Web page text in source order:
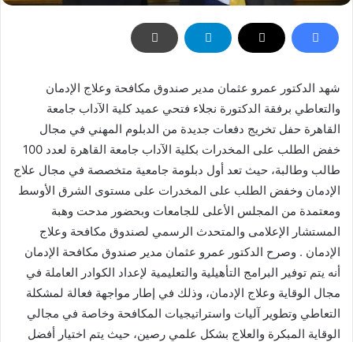
شهد الدكتور عمرو عثمان مدير صندوق مكافحة وعلاج الإدمان
والتعاطي برفقة الدكتورة نجلاء فتحي عميد كلية الآداب جامعة
القاهرة حفل تخريج دفعات جديدة من الدبلوم المهني في مجال
خفض الطلب على المخدرات بكلية الآداب جامعة القاهرة لعدد 100
طالب وطالبة، حيث تعد أول دبلومة جامعية متخصصة في مجال علاج
الإدمان وخفض الطلب على المخدرات على مستوى الشرق الأوسط
ومعتمدة من المجلس الأعلى للجامعات وبحضور مدحت وهبة
المستشار الإعلامى والمتحدث الرسمي لصندوق مكافحة وعلاج
الإدمان . وصرح الدكتور عمرو عثمان مدير صندوق مكافحة الإدمان
أنه يتم توفير البرامج التأهيلية والتعليمية لإعداد الكوادر العاملة في
مجال الوقاية وعلاج الإدمان، وذلك في إطار مواجهة فعالة لمشكلة
التعاطي وتطوير آليات واستراتيجيات المكافحة وخاصة في مجالي
الوقاية المبكرة والعلاج بشكل علمي رصين، حيث يتم اختيار أفضل